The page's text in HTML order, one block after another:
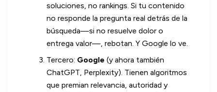
soluciones, no rankings. Si tu contenido
no responde la pregunta real detrás de la
búsqueda—si no resuelve dolor o
entrega valor—, rebotan. Y Google lo ve.
Tercero: Google (y ahora también
ChatGPT, Perplexity). Tienen algoritmos
que premian relevancia, autoridad y